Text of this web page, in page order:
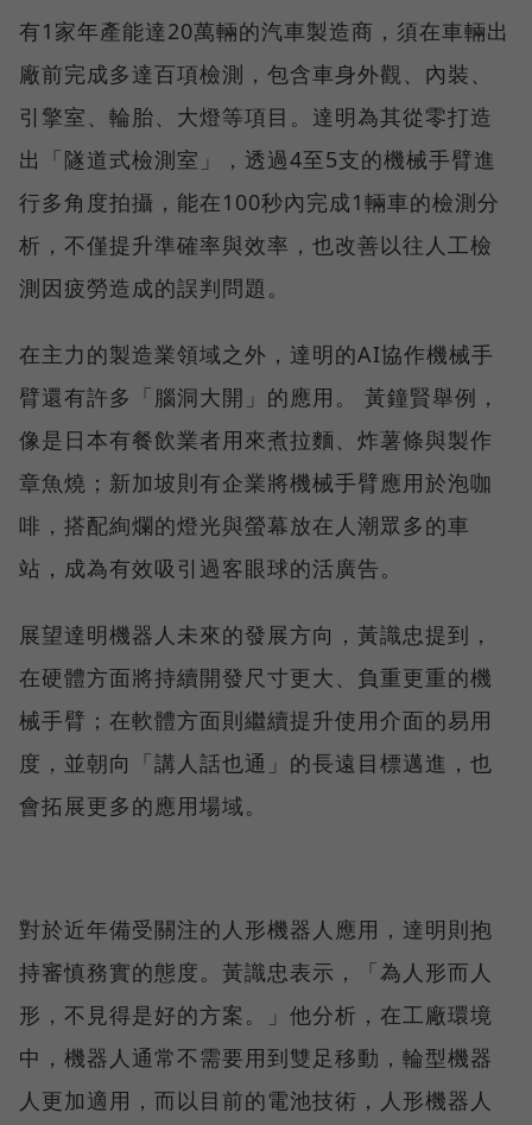
有1家年產能達20萬輛的汽車製造商，須在車輛出
廠前完成多達百項檢測，包含車身外觀、內裝、
引擎室、輪胎、大燈等項目。達明為其從零打造
出「隧道式檢測室」，透過4至5支的機械手臂進
行多角度拍攝，能在100秒內完成1輛車的檢測分
析，不僅提升準確率與效率，也改善以往人工檢
測因疲勞造成的誤判問題。
在主力的製造業領域之外，達明的AI協作機械手
臂還有許多「腦洞大開」的應用。 黃鐘賢舉例，
像是日本有餐飲業者用來煮拉麵、炸薯條與製作
章魚燒；新加坡則有企業將機械手臂應用於泡咖
啡，搭配絢爛的燈光與螢幕放在人潮眾多的車
站，成為有效吸引過客眼球的活廣告。
展望達明機器人未來的發展方向，黃識忠提到，
在硬體方面將持續開發尺寸更大、負重更重的機
械手臂；在軟體方面則繼續提升使用介面的易用
度，並朝向「講人話也通」的長遠目標邁進，也
會拓展更多的應用場域。
對於近年備受關注的人形機器人應用，達明則抱
持審慎務實的態度。黃識忠表示，「為人形而人
形，不見得是好的方案。」他分析，在工廠環境
中，機器人通常不需要用到雙足移動，輪型機器
人更加適用，而以目前的電池技術，人形機器人